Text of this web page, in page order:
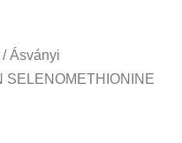
/Ásványi
SELENOMETHIONINE